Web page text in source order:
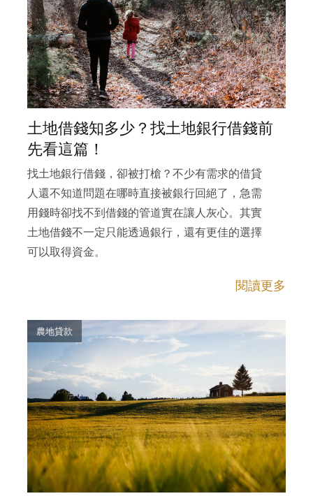
土地借錢知多少？找土地銀行借錢前
先看這篇！
找土地銀行借錢，卻被打槍？不少有需求的借貸
人還不知道問題在哪時直接被銀行回絕了，急需
用錢時卻找不到借錢的管道實在讓人灰心。其實
土地借錢不一定只能透過銀行，還有更佳的選擇
可以取得資金。
閱讀更多
農地貸款